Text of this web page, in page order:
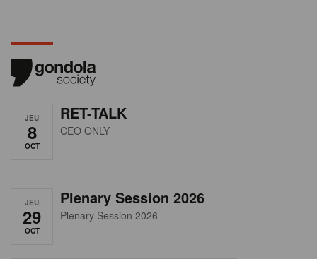
JEU
8
OCT
RET-TALK
CEO ONLY
JEU
29
OCT
Plenary Session 2026
Plenary Session 2026